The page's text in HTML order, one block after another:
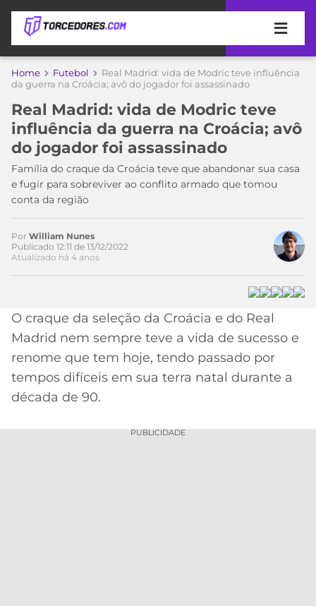
APOSTAS
DE
APOSTA
MELHORES
SITES
DE
APOSTAS
2026
CÓDIGO
DE
INDICAÇÃO
BET365
COPA
DO
MUNDO
TIMES
MEU
TIME
CORINTHIANS
SÃO
PAULO
SANTOS
CAMPEONATOS
A
LIBERTADORES
COPA
MERCADO
DA
BOLA
Home Futebol
Real Madrid: vida de Modric teve influência
da guerra na Croácia; avô do jogador foi assassinado
Real Madrid: vida de Modric teve
influência da guerra na Croácia; avô
do jogador foi assassinado
Família do craque da Croácia teve que abandonar sua casa
e fugir para sobreviver ao conflito armado que tomou
conta da região
Acesse o perfil do autor
no Twitter
Por William Nunes
Publicado 12:11 de 13/12/2022
Atualizado há 4 anos
O craque da seleção da Croácia e do Real
Madrid nem sempre teve a vida de sucesso e
renome que tem hoje, tendo passado por
tempos difíceis em sua terra natal durante a
década de 90.
PUBLICIDADE